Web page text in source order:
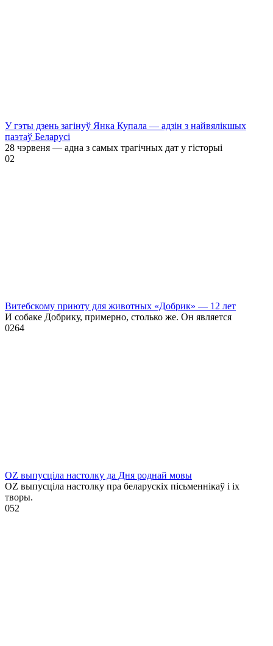
У гэты дзень загінуў Янка Купала — адзін з найвялікшых
паэтаў Беларусі
28 чэрвеня — адна з самых трагічных дат у гісторыі
02
Витебскому приюту для животных «Добрик» — 12 лет
И собаке Добрику, примерно, столько же. Он является
0264
OZ выпусціла настолку да Дня роднай мовы
OZ выпусціла настолку пра беларускіх пісьменнікаў і іх
творы.
052